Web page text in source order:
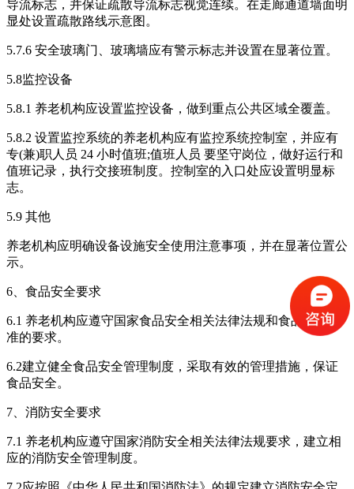
导流标志，并保证疏散导流标志视觉连续。在走廊通道墙面明
显处设置疏散路线示意图。
5.7.6 安全玻璃门、玻璃墙应有警示标志并设置在显著位置。
5.8监控设备
5.8.1 养老机构应设置监控设备，做到重点公共区域全覆盖。
5.8.2 设置监控系统的养老机构应有监控系统控制室，并应有
专(兼)职人员 24 小时值班;值班人员 要坚守岗位，做好运行和
值班记录，执行交接班制度。控制室的入口处应设置明显标
志。
5.9 其他
养老机构应明确设备设施安全使用注意事项，并在显著位置公
示。
6、食品安全要求
6.1 养老机构应遵守国家食品安全相关法律法规和食品安全标
准的要求。
6.2建立健全食品安全管理制度，采取有效的管理措施，保证
食品安全。
7、消防安全要求
7.1 养老机构应遵守国家消防安全相关法律法规要求，建立相
应的消防安全管理制度。